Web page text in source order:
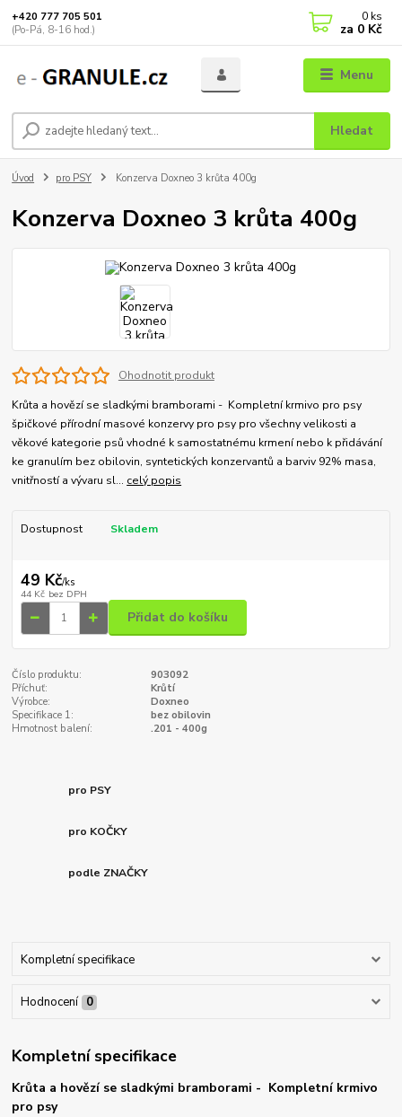
Menu
Hledat
+420 777 705 501
(Po-Pá, 8-16 hod.)
0 ks
za 0 Kč
Úvod pro PSY Konzerva Doxneo 3 krůta 400g
Konzerva Doxneo 3 krůta 400g
Ohodnotit produkt
Krůta a hovězí se sladkými bramborami - Kompletní krmivo pro psy
špičkové přírodní masové konzervy pro psy pro všechny velikosti a
věkové kategorie psů vhodné k samostatnému krmení nebo k přidávání
ke granulím bez obilovin, syntetických konzervantů a barviv 92% masa,
vnitřností a vývaru sl... celý popis
Dostupnost Skladem
49 Kč/ks
44 Kč bez DPH
Přidat do košíku
Číslo produktu:
903092
Příchuť:
Krůtí
Výrobce:
Doxneo
Specifikace 1:
bez obilovin
Hmotnost balení:
.201 - 400g
pro PSY
pro KOČKY
podle ZNAČKY
Kompletní specifikace
Hodnocení 0
Kompletní specifikace
Krůta a hovězí se sladkými bramborami - Kompletní krmivo
pro psy